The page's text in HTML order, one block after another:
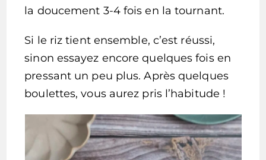
la doucement 3-4 fois en la tournant.
Si le riz tient ensemble, c’est réussi,
sinon essayez encore quelques fois en
pressant un peu plus. Après quelques
boulettes, vous aurez pris l’habitude !